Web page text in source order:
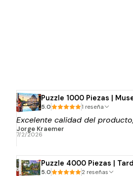
Puzzle 1000 Piezas |
5.0 1 reseña
Excelente calidad del
Jorge Kraemer
7/2/2026
Puzzle 4000 Piezas |
5.0 2 reseñas